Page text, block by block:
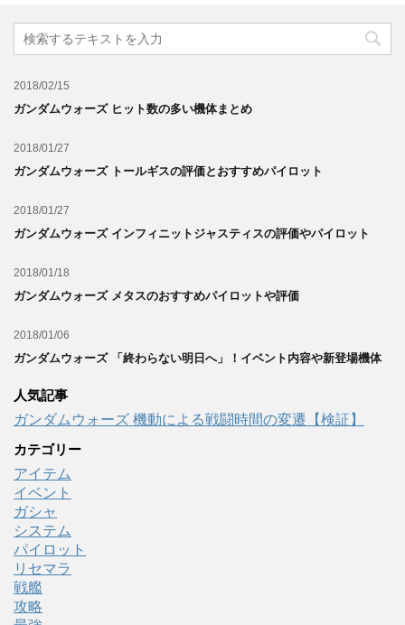
2018/02/15
ガンダムウォーズ ヒット数の多い機体まとめ
2018/01/27
ガンダムウォーズ トールギスの評価とおすすめパイロット
2018/01/27
ガンダムウォーズ インフィニットジャスティスの評価やパイロット
2018/01/18
ガンダムウォーズ メタスのおすすめパイロットや評価
2018/01/06
ガンダムウォーズ 「終わらない明日へ」！イベント内容や新登場機体
人気記事
ガンダムウォーズ 機動による戦闘時間の変遷【検証】
カテゴリー
アイテム
イベント
ガシャ
システム
パイロット
リセマラ
戦艦
攻略